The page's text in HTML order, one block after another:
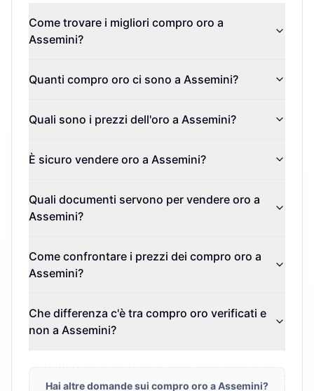
Come trovare i migliori compro oro a
Assemini?
Quanti compro oro ci sono a Assemini?
Quali sono i prezzi dell'oro a Assemini?
È sicuro vendere oro a Assemini?
Quali documenti servono per vendere oro a
Assemini?
Come confrontare i prezzi dei compro oro a
Assemini?
Che differenza c'è tra compro oro verificati e
non a Assemini?
Hai altre domande sui compro oro aAssemini?